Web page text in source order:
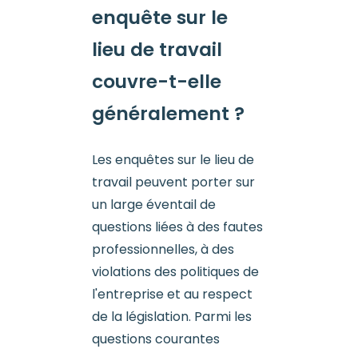
enquête sur le
lieu de travail
couvre-t-elle
généralement ?
Les enquêtes sur le lieu de
travail peuvent porter sur
un large éventail de
questions liées à des fautes
professionnelles, à des
violations des politiques de
l'entreprise et au respect
de la législation. Parmi les
questions courantes